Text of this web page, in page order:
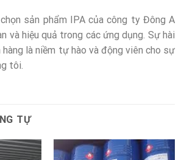
sản phẩm IPA của công ty Đông A
và hiệu quả trong các ứng dụng. Sự hài
hàng là niềm tự hào và động viên cho sự
tôi.
TỰ